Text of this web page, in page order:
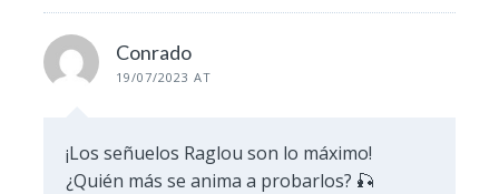
Conrado
19/07/2023 AT
¡Los señuelos Raglou son lo máximo!
¿Quién más se anima a probarlos? 🎣